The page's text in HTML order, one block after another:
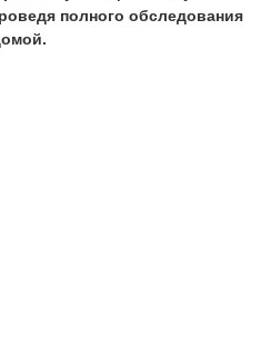
полного обследования